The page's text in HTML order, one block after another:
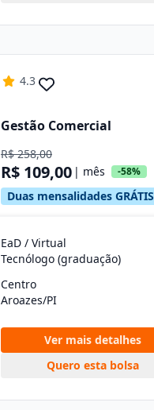
4.3
Gestão Comercial
R$ 258,00
R$ 109,00 | mês -58%
Duas mensalidades GRÁTIS
EaD / Virtual
Tecnólogo (graduação)
Centro
Aroazes/PI
Ver mais detalhes
Quero esta bolsa